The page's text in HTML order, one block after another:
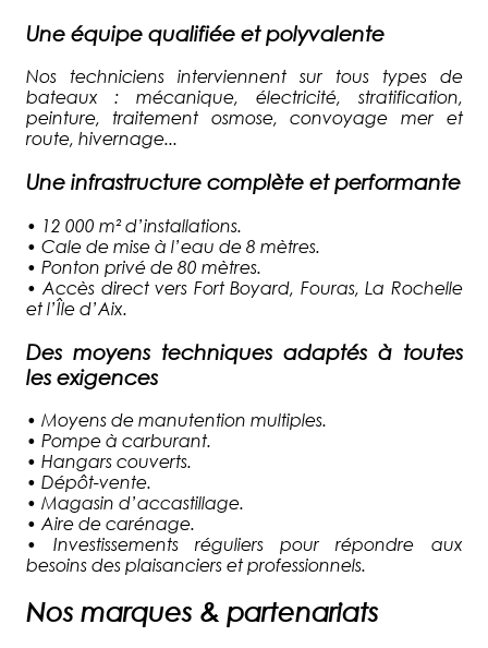
Une équipe qualifiée et polyvalente
Nos techniciens interviennent sur tous types de
bateaux : mécanique, électricité, stratification,
peinture, traitement osmose, convoyage mer et
route, hivernage...
Une infrastructure complète et performante
• 12 000 m² d’installations.
• Cale de mise à l’eau de 8 mètres.
• Ponton privé de 80 mètres.
• Accès direct vers Fort Boyard, Fouras, La Rochelle
et l’Île d’Aix.
Des moyens techniques adaptés à toutes
les exigences
• Moyens de manutention multiples.
• Pompe à carburant.
• Hangars couverts.
• Dépôt-vente.
• Magasin d’accastillage.
• Aire de carénage.
•
Investissements réguliers pour répondre aux
besoins des plaisanciers et professionnels.
Nos marques & partenariats